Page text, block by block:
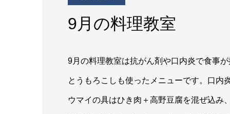
9月の料理教室
9月の料理教室は抗がん剤や口内炎で食事
とうもろこしも使ったメニューです。口内
ウマイの具はひき肉＋高野豆腐を混ぜ込み